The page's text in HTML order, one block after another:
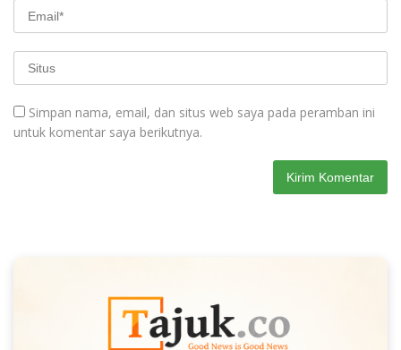
Simpan nama, email, dan situs web saya pada peramban ini
untuk komentar saya berikutnya.